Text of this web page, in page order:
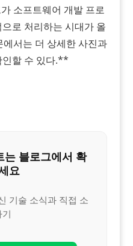
소프트웨어 개발 프로
로 처리하는 시대가 올
서는 더 상세한 사진과
인할 수 있다.**
는 블로그에서 확
요
기술 소식과 직접 소